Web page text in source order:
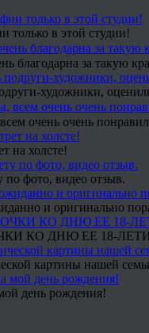
только в этой студии!
благодарна за такую
художники,
очень очень
на холсте!
фото, видео отзыв.
и оригинально
КО ДНЮ ЕЕ 18-
картины нашей
день рождения!